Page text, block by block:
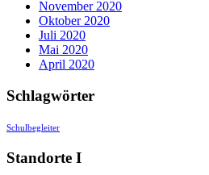
November 2020
Oktober 2020
Juli 2020
Mai 2020
April 2020
Schlagwörter
Schulbegleiter
Standorte I